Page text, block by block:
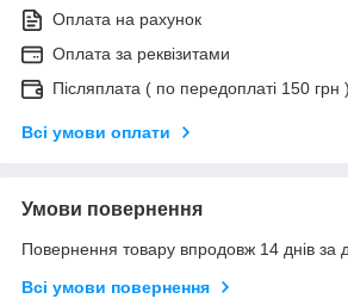
Оплата на рахунок
Оплата за реквізитами
Післяплата ( по передоплаті 150 грн )
Всі умови оплати
Умови повернення
Повернення товару впродовж 14 днів за
Всі умови повернення